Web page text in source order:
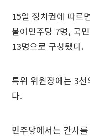
15일 정치권에 따르
불어민주당 7명, 국
13명으로 구성됐다.
특위 위원장에는 3
다.
민주당에서는 간사